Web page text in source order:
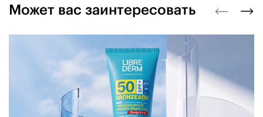
Может вас заинтересовать